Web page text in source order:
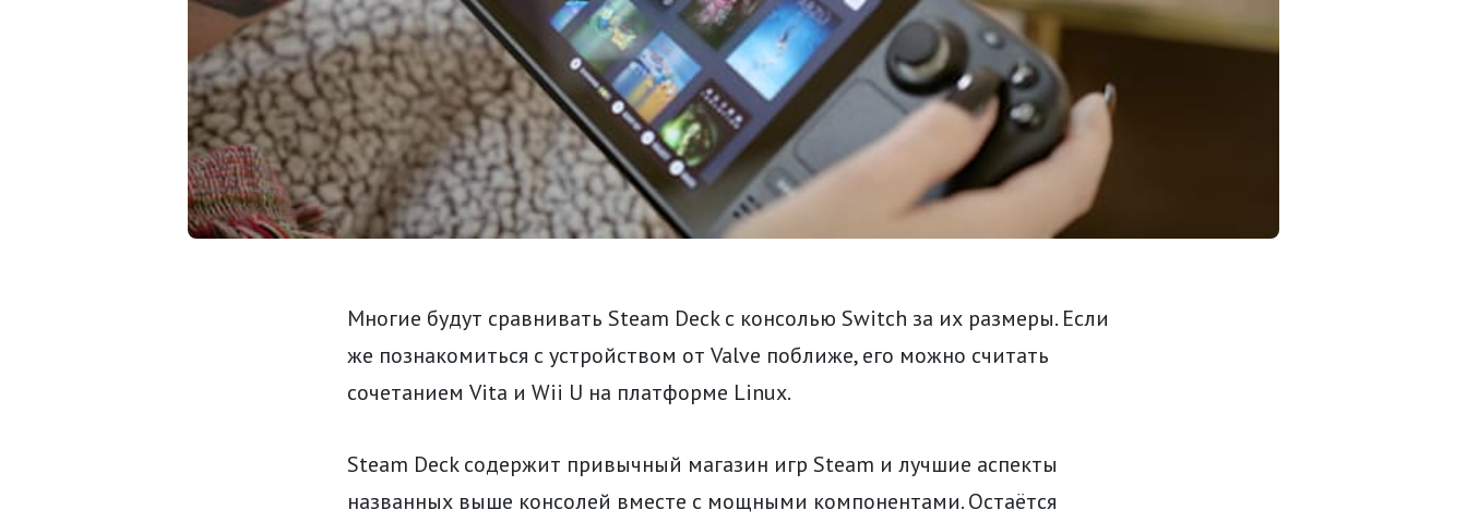
Многие будут сравнивать Steam Deck с консолью Switch за их размеры. Если
же познакомиться с устройством от Valve поближе, его можно считать
сочетанием Vita и Wii U на платформе Linux.
Steam Deck содержит привычный магазин игр Steam и лучшие аспекты
названных выше консолей вместе с мощными компонентами. Остаётся